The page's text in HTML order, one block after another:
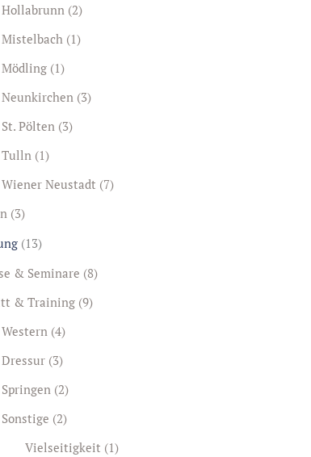
Hollabrunn (2)
Mistelbach (1)
Mödling (1)
Neunkirchen (3)
St. Pölten (3)
Tulln (1)
Wiener Neustadt (7)
(3)
(13)
& Seminare (8)
& Training (9)
Western (4)
Dressur (3)
Springen (2)
Sonstige (2)
Vielseitigkeit (1)